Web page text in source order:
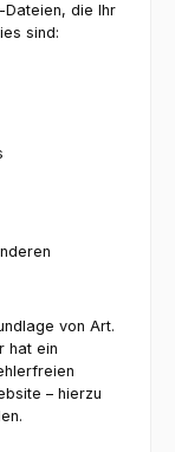
die Ihr
sind:
von Art.
hat ein
– hierzu